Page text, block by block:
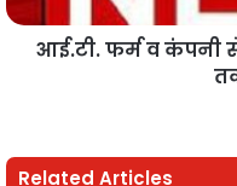
आई.टी. फर्म व कंपनी से
Related Articles